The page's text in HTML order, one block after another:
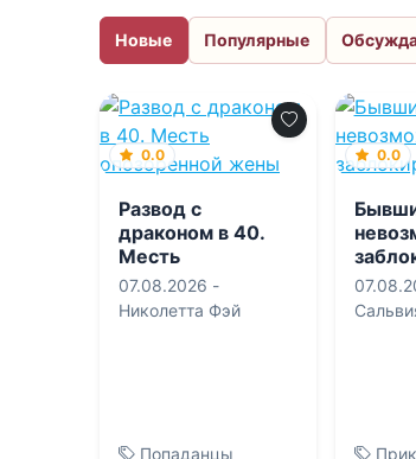
Новые Популярные
0.0
Развод с
драконом в 40.
Месть
опозоренной
жены
07.08.2026 -
Николетта Фэй
Попаданцы
0.0